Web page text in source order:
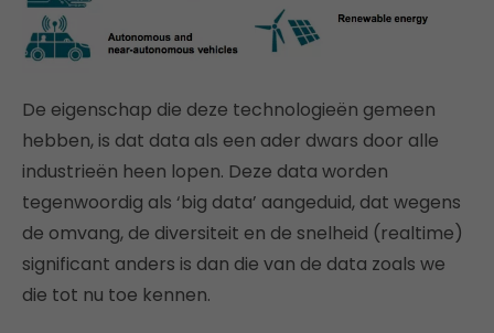
De eigenschap die deze technologieën gemeen
hebben, is dat data als een ader dwars door alle
industrieën heen lopen. Deze data worden
tegenwoordig als ‘big data’ aangeduid, dat wegens
de omvang, de diversiteit en de snelheid (realtime)
significant anders is dan die van de data zoals we
die tot nu toe kennen.